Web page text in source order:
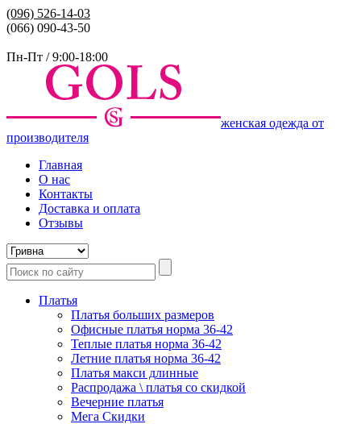
(096) 526-14-03
(066) 090-43-50
Пн-Пт / 9:00-18:00
женская одежда от
производителя
Главная
О нас
Контакты
Доставка и оплата
Отзывы
Платья
Платья больших размеров
Офисные платья норма 36-42
Теплые платья норма 36-42
Летние платья норма 36-42
Платья макси длинные
Распродажа \ платья со скидкой
Вечерние платья
Мега Скидки